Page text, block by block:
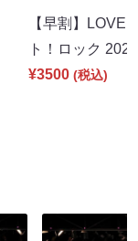
【早割】LOVE
ト！ロック
¥3500 (税込)